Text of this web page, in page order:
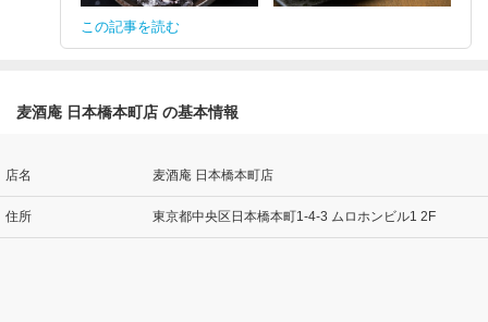
この記事を読む
麦酒庵 日本橋本町店 の基本情報
店名 麦酒庵 日本橋本町店
住所 東京都中央区日本橋本町1-4-3 ムロホンビル1 2F